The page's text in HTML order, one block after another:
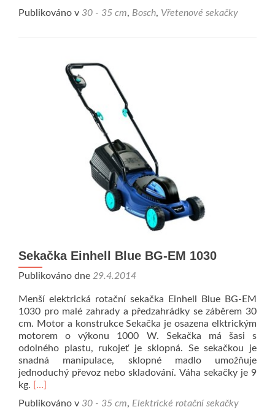
Publikováno v 30 - 35 cm, Bosch, Vřetenové sekačky
Sekačka Einhell Blue BG-EM 1030
Publikováno dne 29.4.2014
Menší elektrická rotační sekačka Einhell Blue BG-EM
1030 pro malé zahrady a předzahrádky se záběrem 30
cm. Motor a konstrukce Sekačka je osazena elktrickým
motorem o výkonu 1000 W. Sekačka má šasi s
odolného plastu, rukojeť je sklopná. Se sekačkou je
snadná manipulace, sklopné madlo umožňuje
jednoduchý převoz nebo skladování. Váha sekačky je 9
kg. Přečíst si víc oSekačka Einhell Blue BG-EM 1030
[…]
Publikováno v 30 - 35 cm, Elektrické rotační sekačky